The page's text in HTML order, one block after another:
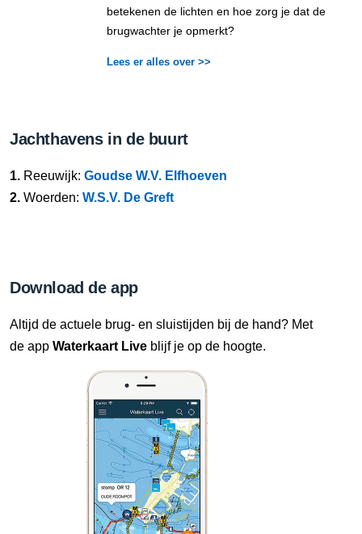
betekenen de lichten en hoe zorg je dat de
brugwachter je opmerkt?
Lees er alles over >>
Jachthavens in de buurt
1. Reeuwijk: Goudse W.V. Elfhoeven
2. Woerden: W.S.V. De Greft
Download de app
Altijd de actuele brug- en sluistijden bij de hand? Met
de app Waterkaart Live blijf je op de hoogte.